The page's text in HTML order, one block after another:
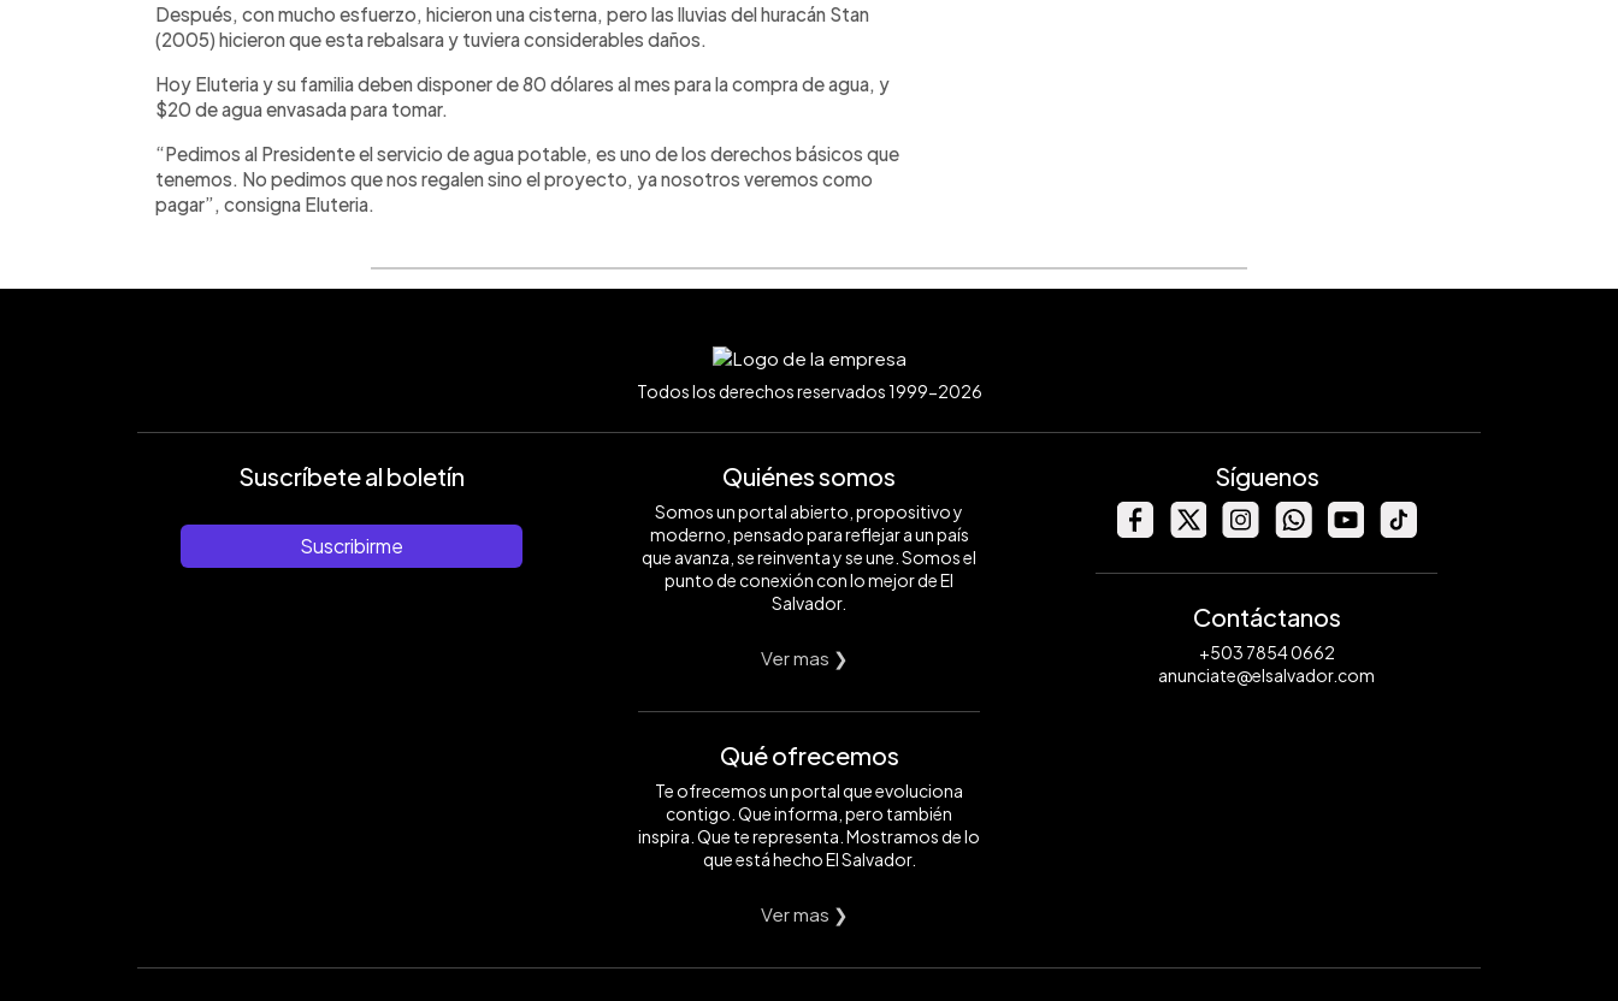
Después, con mucho esfuerzo, hicieron una cisterna, pero las lluvias del huracán Stan
(2005) hicieron que esta rebalsara y tuviera considerables daños.
Hoy Eluteria y su familia deben disponer de 80 dólares al mes para la compra de agua, y
$20 de agua envasada para tomar.
“Pedimos al Presidente el servicio de agua potable, es uno de los derechos básicos que
tenemos. No pedimos que nos regalen sino el proyecto, ya nosotros veremos como
pagar”, consigna Eluteria.
Todos los derechos reservados 1999-2026
Suscríbete al boletín
Suscribirme
Quiénes somos
Somos un portal abierto, propositivo y
moderno, pensado para reflejar a un país
que avanza, se reinventa y se une. Somos el
punto de conexión con lo mejor de El
Salvador.
Ver mas ❯
Qué ofrecemos
Te ofrecemos un portal que evoluciona
contigo. Que informa, pero también
inspira. Que te representa. Mostramos de lo
que está hecho El Salvador.
Ver mas ❯
Síguenos
Contáctanos
+503 7854 0662
anunciate@elsalvador.com